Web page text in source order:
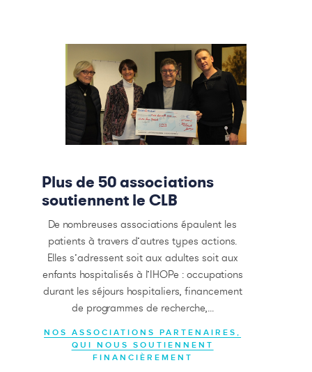
Plus de 50 associations
soutiennent le CLB
De nombreuses associations épaulent les
patients à travers d’autres types actions.
Elles s’adressent soit aux adultes soit aux
enfants hospitalisés à l’IHOPe : occupations
durant les séjours hospitaliers, financement
de programmes de recherche,...
NOS ASSOCIATIONS PARTENAIRES,
QUI NOUS SOUTIENNENT
FINANCIÈREMENT